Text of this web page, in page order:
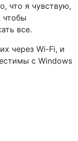
что я чувствую,
чтобы
все.
через Wi-Fi, и
с Windows